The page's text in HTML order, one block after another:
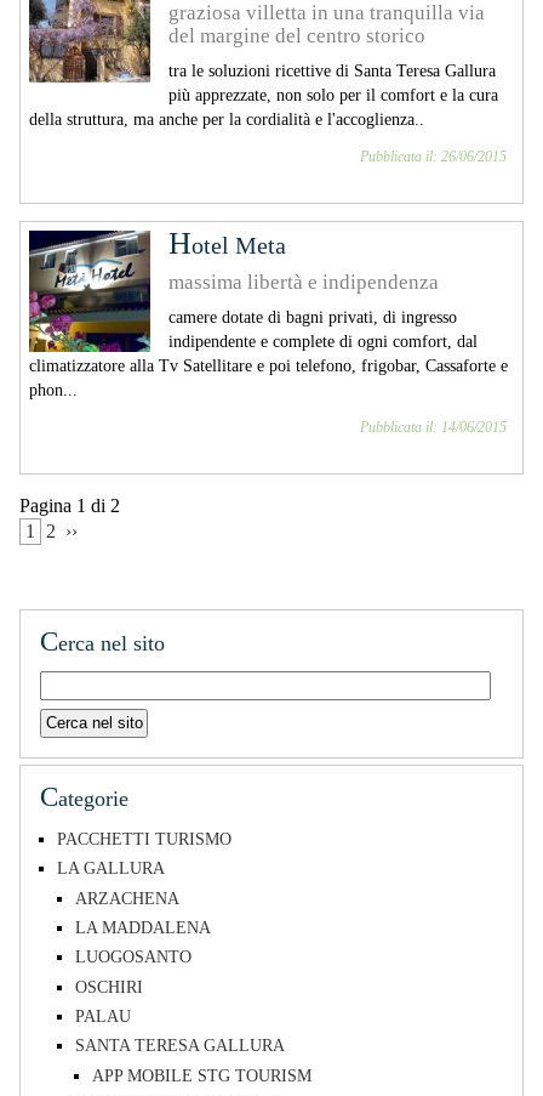
graziosa villetta in una tranquilla via
del margine del centro storico
tra le soluzioni ricettive di Santa Teresa Gallura
più apprezzate, non solo per il comfort e la cura
della struttura, ma anche per la cordialità e l'accoglienza..
Pubblicata il: 26/06/2015
Hotel Meta
massima libertà e indipendenza
camere dotate di bagni privati, di ingresso
indipendente e complete di ogni comfort, dal
climatizzatore alla Tv Satellitare e poi telefono, frigobar, Cassaforte e
phon...
Pubblicata il: 14/06/2015
Pagina 1 di 2
1
2 ››
Cerca nel sito
Categorie
PACCHETTI TURISMO
LA GALLURA
ARZACHENA
LA MADDALENA
LUOGOSANTO
OSCHIRI
PALAU
SANTA TERESA GALLURA
APP MOBILE STG TOURISM